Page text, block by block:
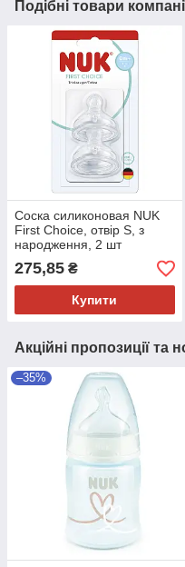
Подібні товари
Соска силиконовая NUK
First Choice, отвір S, з
народження, 2 шт
275,85 ₴
Купити
Акційні пропозиції та
–35%